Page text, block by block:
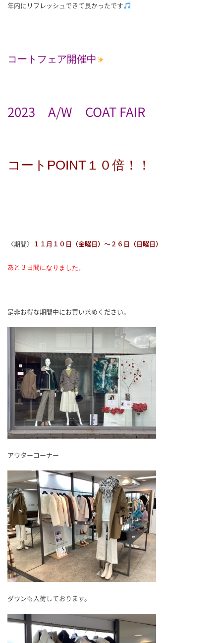
年内にリフレッシュできて良かったです
コートフェア開催中
2023 A/W COAT FAIR
コートPOINT１０倍！！
〈期間〉 １１月１０日（金曜日） ～２６日（日曜日）
あと３ 日間になりました。
是非お得な期間中にお買い求めください。
アウターコーナー
ダウンも入荷しております。